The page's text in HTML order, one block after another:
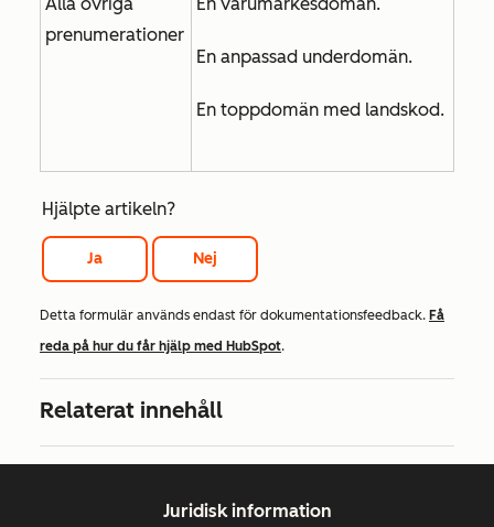
prenumerationer
En anpassad underdomän.
En toppdomän med landskod.
Hjälpte artikeln?
Ja Nej
Detta formulär används endast för dokumentationsfeedback. Få
reda på hur du får hjälp med HubSpot.
Relaterat innehåll
Juridisk information